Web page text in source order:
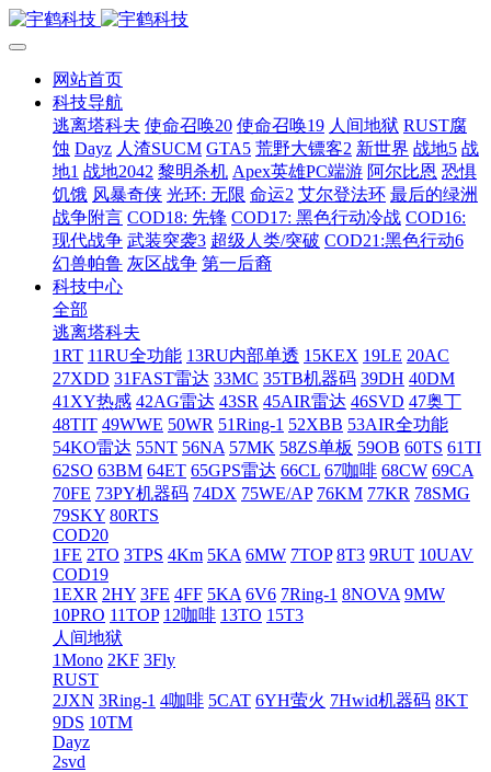
网站首页
科技导航
逃离塔科夫 使命召唤20 使命召唤19 人间地狱 RUST腐
蚀 Dayz 人渣SUCM GTA5 荒野大镖客2 新世界 战地5 战
地1 战地2042 黎明杀机 Apex英雄PC端游 阿尔比恩 恐惧
饥饿 风暴奇侠 光环: 无限 命运2 艾尔登法环 最后的绿洲
战争附言 COD18: 先锋 COD17: 黑色行动冷战 COD16:
现代战争 武装突袭3 超级人类/突破 COD21:黑色行动6
幻兽帕鲁 灰区战争 第一后裔
科技中心
全部
逃离塔科夫
1RT 11RU全功能 13RU内部单透 15KEX 19LE 20AC
27XDD 31FAST雷达 33MC 35TB机器码 39DH 40DM
41XY热感 42AG雷达 43SR 45AIR雷达 46SVD 47奥丁
48TIT 49WWE 50WR 51Ring-1 52XBB 53AIR全功能
54KO雷达 55NT 56NA 57MK 58ZS单板 59OB 60TS 61TI
62SO 63BM 64ET 65GPS雷达 66CL 67咖啡 68CW 69CA
70FE 73PY机器码 74DX 75WE/AP 76KM 77KR 78SMG
79SKY 80RTS
COD20
1FE 2TO 3TPS 4Km 5KA 6MW 7TOP 8T3 9RUT 10UAV
COD19
1EXR 2HY 3FE 4FF 5KA 6V6 7Ring-1 8NOVA 9MW
10PRO 11TOP 12咖啡 13TO 15T3
人间地狱
1Mono 2KF 3Fly
RUST
2JXN 3Ring-1 4咖啡 5CAT 6YH萤火 7Hwid机器码 8KT
9DS 10TM
Dayz
2svd